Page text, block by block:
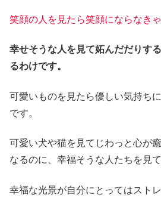
笑顔の人を見たら笑顔にならなき
幸せそうな人を見て妬んだだりす
るわけです。
可愛いものを見たら優しい気持ち
です。
可愛い犬や猫を見てじわっと心が
なるのに、幸福そうな人たちを見て
幸福な光景が自分にとってはスト